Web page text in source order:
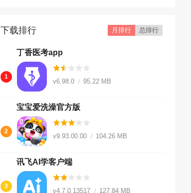
下载排行 月排行 总排行
丁香医考app
1
v6.98.0 95.22 MB
宝宝爱洗澡官方版
2
v9.93.00.00 104.26 MB
讯飞AI学客户端
3
v4.7.0.13517 127.84 MB